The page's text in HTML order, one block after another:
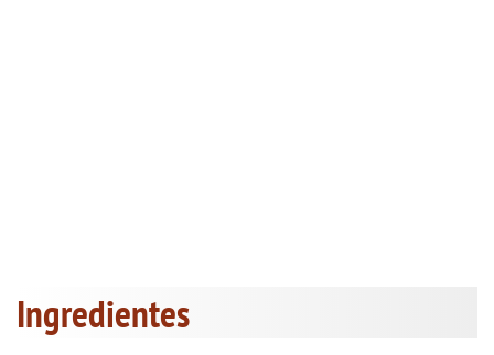
Ingredientes